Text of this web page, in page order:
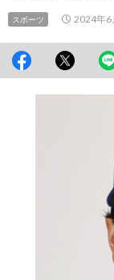
スポーツ 2024年6